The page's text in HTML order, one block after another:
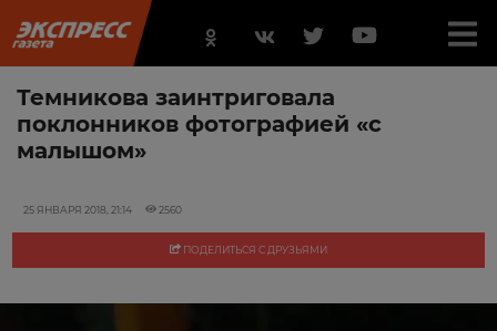
Темникова заинтриговала
поклонников фотографией «с
малышом»
25 ЯНВАРЯ 2018, 21:14 2560
ПОДЕЛИТЬСЯ С ДРУЗЬЯМИ